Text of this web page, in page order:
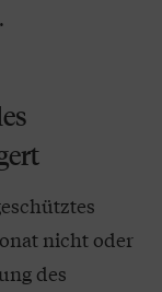
nicht oder
des